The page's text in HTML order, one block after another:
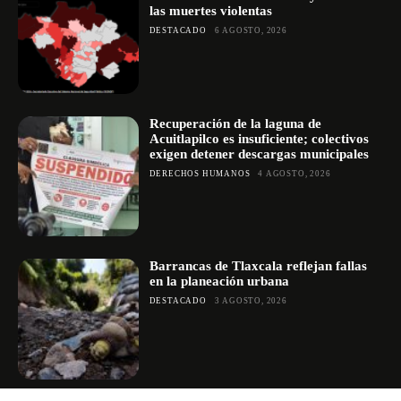
las muertes violentas
DESTACADO 6 AGOSTO, 2026
Recuperación de la laguna de
Acuitlapilco es insuficiente; colectivos
exigen detener descargas municipales
DERECHOS HUMANOS 4 AGOSTO, 2026
Barrancas de Tlaxcala reflejan fallas
en la planeación urbana
DESTACADO 3 AGOSTO, 2026